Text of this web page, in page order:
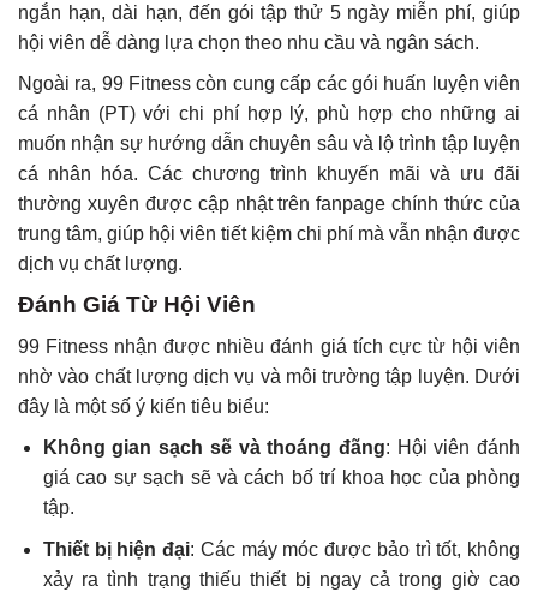
ngắn hạn, dài hạn, đến gói tập thử 5 ngày miễn phí, giúp
hội viên dễ dàng lựa chọn theo nhu cầu và ngân sách.
Ngoài ra, 99 Fitness còn cung cấp các gói huấn luyện viên
cá nhân (PT) với chi phí hợp lý, phù hợp cho những ai
muốn nhận sự hướng dẫn chuyên sâu và lộ trình tập luyện
cá nhân hóa. Các chương trình khuyến mãi và ưu đãi
thường xuyên được cập nhật trên fanpage chính thức của
trung tâm, giúp hội viên tiết kiệm chi phí mà vẫn nhận được
dịch vụ chất lượng.
Đánh Giá Từ Hội Viên
99 Fitness nhận được nhiều đánh giá tích cực từ hội viên
nhờ vào chất lượng dịch vụ và môi trường tập luyện. Dưới
đây là một số ý kiến tiêu biểu:
Không gian sạch sẽ và thoáng đãng: Hội viên đánh
giá cao sự sạch sẽ và cách bố trí khoa học của phòng
tập.
Thiết bị hiện đại: Các máy móc được bảo trì tốt, không
xảy ra tình trạng thiếu thiết bị ngay cả trong giờ cao